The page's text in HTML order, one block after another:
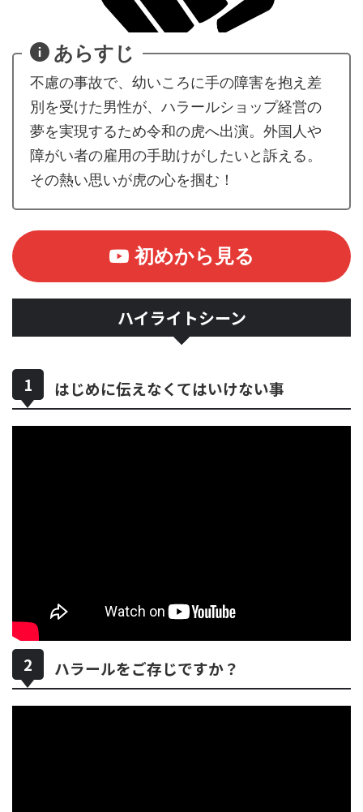
あらすじ
不慮の事故で、幼いころに手の障害を抱え差
別を受けた男性が、ハラールショップ経営の
夢を実現するため令和の虎へ出演。外国人や
障がい者の雇用の手助けがしたいと訴える。
その熱い思いが虎の心を掴む！
初めから見る
ハイライトシーン
はじめに伝えなくてはいけない事
ハラールをご存じですか？